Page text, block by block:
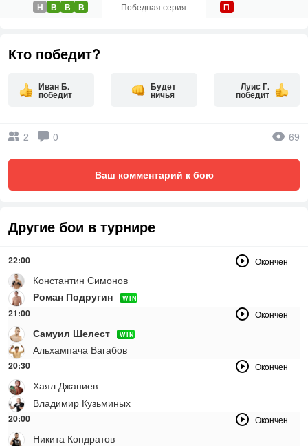
Н В В В
Победная серия
П
Кто победит?
Иван Б.
победит
Будет
ничья
Луис Г.
победит
2 0 69
Ваш комментарий к бою
Другие бои в турнире
22:00 Окончен
Константин Симонов
Роман Подругин
WIN
21:00 Окончен
Самуил Шелест WIN
Альхампача Вагабов
20:30 Окончен
Хаял Джаниев
Владимир Кузьминых
20:00 Окончен
Никита Кондратов